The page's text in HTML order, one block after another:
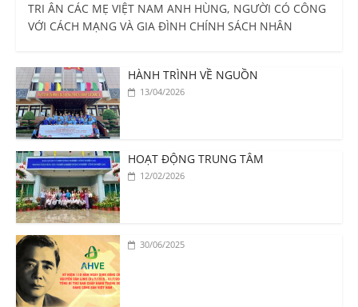
TRI ÂN CÁC MẸ VIỆT NAM ANH HÙNG, NGƯỜI CÓ CÔNG
VỚI CÁCH MẠNG VÀ GIA ĐÌNH CHÍNH SÁCH NHÂN
HÀNH TRÌNH VỀ NGUỒN
13/04/2026
HOẠT ĐỘNG TRUNG TÂM
12/02/2026
30/06/2025